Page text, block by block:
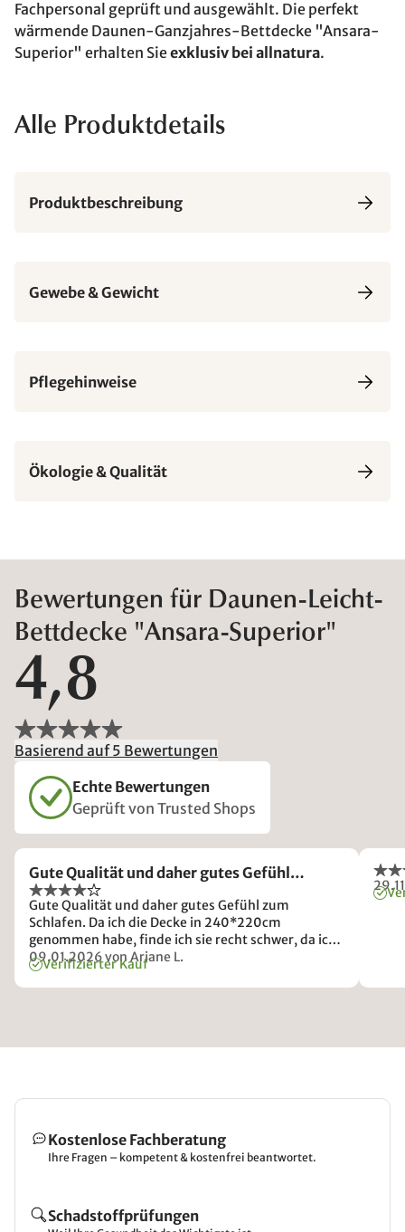
Fachpersonal geprüft und ausgewählt. Die perfekt
wärmende Daunen-Ganzjahres-Bettdecke "Ansara-
Superior" erhalten Sieexklusiv bei allnatura.
Alle Produktdetails
Produktbeschreibung
Gewebe & Gewicht
Pflegehinweise
Ökologie & Qualität
Bewertungen für Daunen-Leicht-
Bettdecke "Ansara-Superior"
4,8
Basierend auf 5 Bewertungen
Echte Bewertungen
Geprüft von Trusted Shops
Gute Qualität und daher gutes Gefühl…
Gute Qualität und daher gutes Gefühl zum
Schlafen. Da ich die Decke in 240*220cm
genommen habe, finde ich sie recht schwer, da ich
diese Decke als Tages- und Zweitdecke nutzen
wollte. Beim Aufschütteln und Bettmachen könnte
sie für meinen Bedarf leichter sein!
09.01.2026von Ariane L.
Verifizierter Kauf
Kostenlose Fachberatung
Ihre Fragen – kompetent & kostenfrei beantwortet.
Schadstoffprüfungen